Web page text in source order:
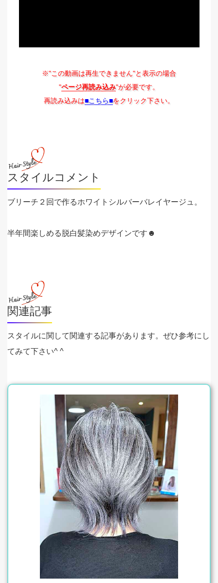
※"この動画は再生できません"と表示の場合
"ページ再読み込み"が必要です。
再読み込みは■こちら■をクリック下さい。
スタイルコメント
ブリーチ２回で作るホワイトシルバーバレイヤージュ。
半年間楽しめる脱白髪染めデザインです☻
関連記事
スタイルに関して関連する記事があります。ぜひ参考にし
てみて下さい^ ^